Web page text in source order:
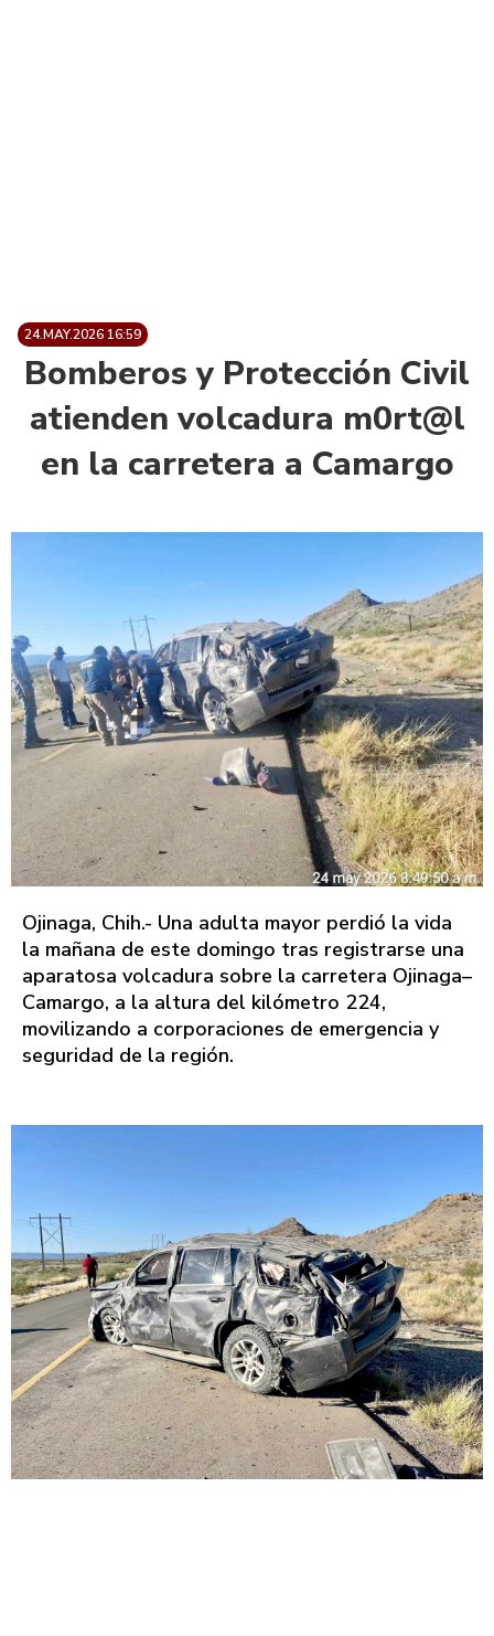
24.MAY.2026 16:59
Bomberos y Protección Civil
atienden volcadura m0rt@l
en la carretera a Camargo
Ojinaga, Chih.- Una adulta mayor perdió la vida
la mañana de este domingo tras registrarse una
aparatosa volcadura sobre la carretera Ojinaga–
Camargo, a la altura del kilómetro 224,
movilizando a corporaciones de emergencia y
seguridad de la región.